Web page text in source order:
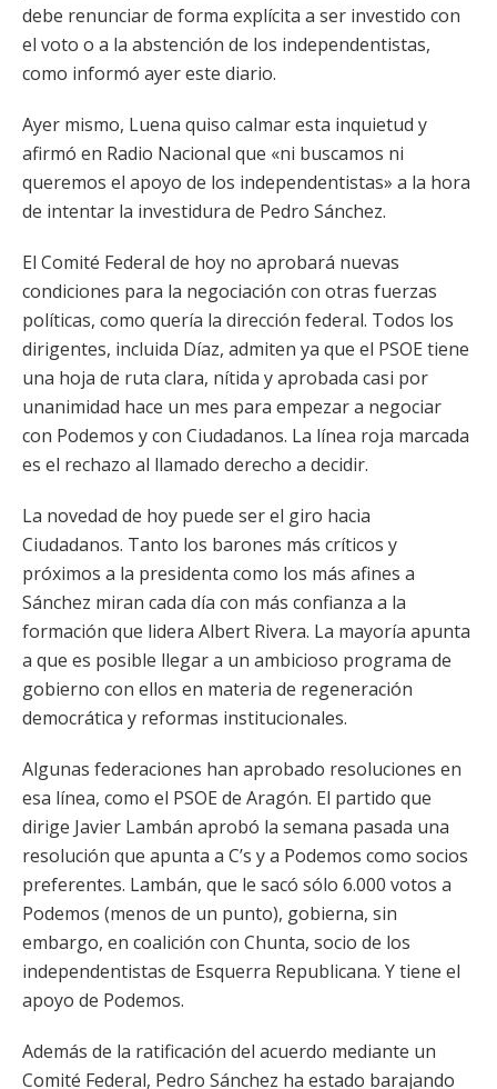
debe renunciar de forma explícita a ser investido con
el voto o a la abstención de los independentistas,
como informó ayer este diario.
Ayer mismo, Luena quiso calmar esta inquietud y
afirmó en Radio Nacional que «ni buscamos ni
queremos el apoyo de los independentistas» a la hora
de intentar la investidura de Pedro Sánchez.
El Comité Federal de hoy no aprobará nuevas
condiciones para la negociación con otras fuerzas
políticas, como quería la dirección federal. Todos los
dirigentes, incluida Díaz, admiten ya que el PSOE tiene
una hoja de ruta clara, nítida y aprobada casi por
unanimidad hace un mes para empezar a negociar
con Podemos y con Ciudadanos. La línea roja marcada
es el rechazo al llamado derecho a decidir.
La novedad de hoy puede ser el giro hacia
Ciudadanos. Tanto los barones más críticos y
próximos a la presidenta como los más afines a
Sánchez miran cada día con más confianza a la
formación que lidera Albert Rivera. La mayoría apunta
a que es posible llegar a un ambicioso programa de
gobierno con ellos en materia de regeneración
democrática y reformas institucionales.
Algunas federaciones han aprobado resoluciones en
esa línea, como el PSOE de Aragón. El partido que
dirige Javier Lambán aprobó la semana pasada una
resolución que apunta a C’s y a Podemos como socios
preferentes. Lambán, que le sacó sólo 6.000 votos a
Podemos (menos de un punto), gobierna, sin
embargo, en coalición con Chunta, socio de los
independentistas de Esquerra Republicana. Y tiene el
apoyo de Podemos.
Además de la ratificación del acuerdo mediante un
Comité Federal, Pedro Sánchez ha estado barajando